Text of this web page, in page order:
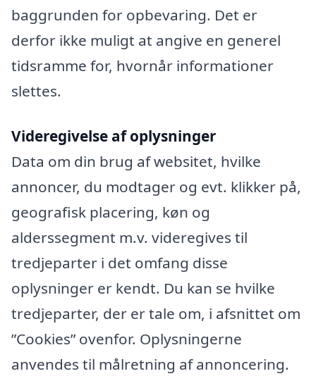
baggrunden for opbevaring. Det er
derfor ikke muligt at angive en generel
tidsramme for, hvornår informationer
slettes.
Videregivelse af oplysninger
Data om din brug af websitet, hvilke
annoncer, du modtager og evt. klikker på,
geografisk placering, køn og
alderssegment m.v. videregives til
tredjeparter i det omfang disse
oplysninger er kendt. Du kan se hvilke
tredjeparter, der er tale om, i afsnittet om
”Cookies” ovenfor. Oplysningerne
anvendes til målretning af annoncering.